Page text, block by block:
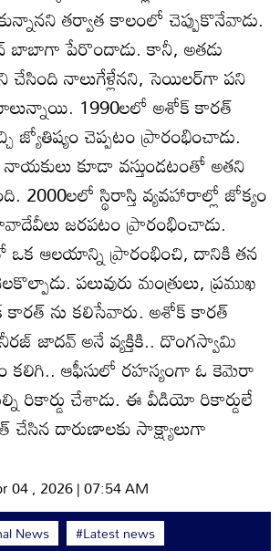
తర్వాత కాలంలో చెప్పుకొనేవాడు.
బాబాగా పేరొందాడు. కానీ, అతడు
నాలుగేళ్లేనని, సెయిలర్‌గా పని
1990లలో అశోక్‌ కారత్‌
జ్యోతిష్యం చెప్పటం ప్రారంభించాడు.
కూడా వస్తుండటంతో అతని
స్థిరాస్తి వ్యవహారాల్లో జోక్యం
జరపటం ప్రారంభించాడు.
ఒక ఆలయాన్ని ప్రారంభించి, దానికి తన
పలువురు మంత్రులు, ప్రముఖ
ను కలిసేవారు. అశోక్‌ కారత్‌
జాదవ్‌ అనే వ్యక్తికి.. దొంగస్వామి
కలిగి.. ఆఫీసులో రహస్యంగా ఓ కెమెరా
రికార్డు చేశాడు. ఈ వీడియో రికార్డులే
చేసిన దారుణాలకు సాక్ష్యాలుగా
04 , 2026 | 07:54 AM
News #Latest news